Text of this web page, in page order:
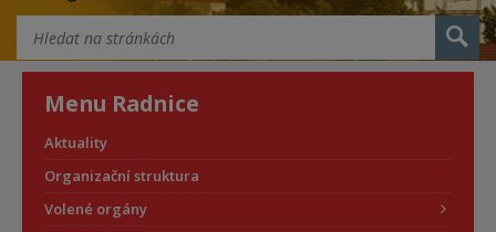
Menu Radnice
Aktuality
Organizační struktura
Volené orgány